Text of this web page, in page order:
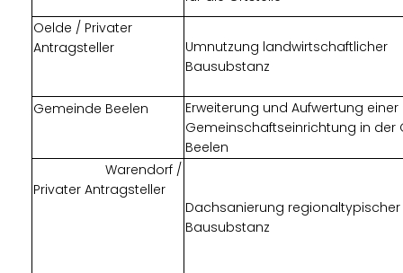
Oelde / Privater
Antragsteller
Umnutzung landwirtschaftlicher
Bausubstanz
Gemeinde Beelen
Erweiterung und Aufwertung
Gemeinschaftseinrichtung in der
Beelen
Warendorf /
Privater Antragsteller
Dachsanierung
Bausubstanz